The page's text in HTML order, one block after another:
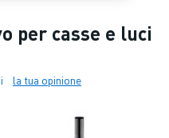
per casse e luci
la tua opinione